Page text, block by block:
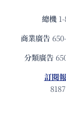
總機
商業廣告
分類廣告
訂閱
8187